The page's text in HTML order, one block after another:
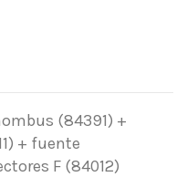
(84391) +
+ fuente
F (84012)